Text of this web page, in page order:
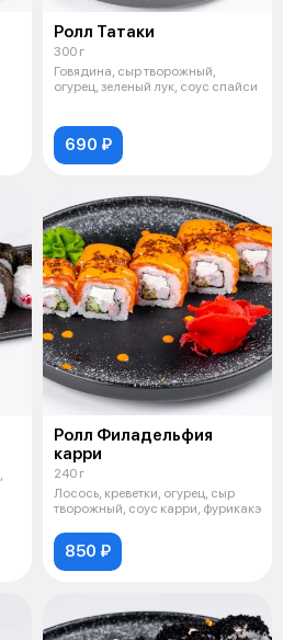
Ролл Татаки
300 г
Говядина, сыр творожный,
огурец, зеленый лук, соус спайси
690 ₽
Ролл Филадельфия
карри
240 г
Лосось, креветки, огурец, сыр
творожный, соус карри, фурикакэ
850 ₽